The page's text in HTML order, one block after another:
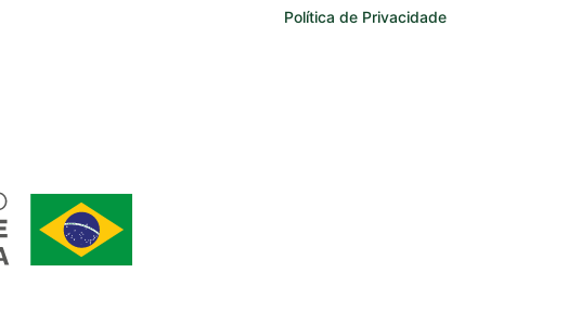
Política de Privacidade